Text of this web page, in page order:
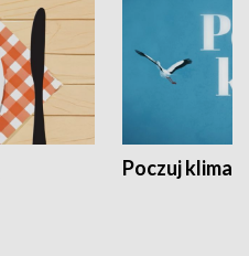
Poczuj klimat